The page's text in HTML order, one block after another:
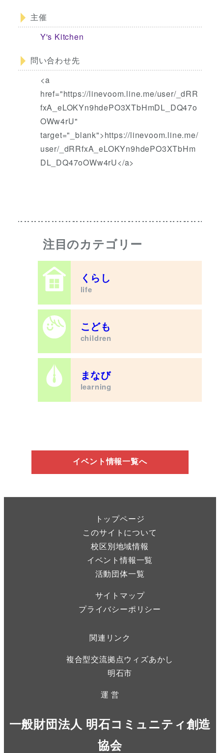
主催
Y's Kitchen
問い合わせ先
<a
href="https://linevoom.line.me/user/_dRR
fxA_eLOKYn9hdePO3XTbHmDL_DQ47o
OWw4rU"
target="_blank">https://linevoom.line.me/
user/_dRRfxA_eLOKYn9hdePO3XTbHm
DL_DQ47oOWw4rU</a>
注目のカテゴリー
くらし
life
こども
children
まなび
learning
イベント情報一覧へ
トップページ
このサイトについて
校区別地域情報
イベント情報一覧
活動団体一覧
サイトマップ
プライバシーポリシー
関連リンク
複合型交流拠点ウィズあかし
明石市
運 営
一般財団法人 明石コミュニティ創造
協会